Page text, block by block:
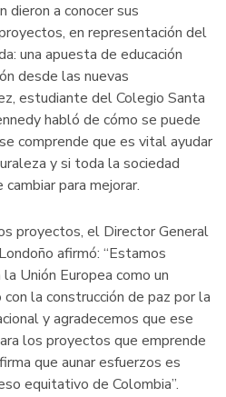
dieron a conocer sus
en representación del
una apuesta de educación
desde las nuevas
estudiante del Colegio Santa
habló de cómo se puede
comprende que es vital ayudar
y si toda la sociedad
para mejorar.
proyectos, el Director General
afirmó: “Estamos
Unión Europea como un
la construcción de paz por la
y agradecemos que ese
los proyectos que emprende
que aunar esfuerzos es
equitativo de Colombia”.